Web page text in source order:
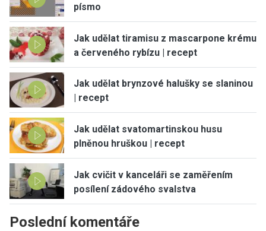
písmo
Jak udělat tiramisu z mascarpone krému
a červeného rybízu | recept
Jak udělat brynzové halušky se slaninou
| recept
Jak udělat svatomartinskou husu
plněnou hruškou | recept
Jak cvičit v kanceláři se zaměřením
posílení zádového svalstva
Poslední komentáře